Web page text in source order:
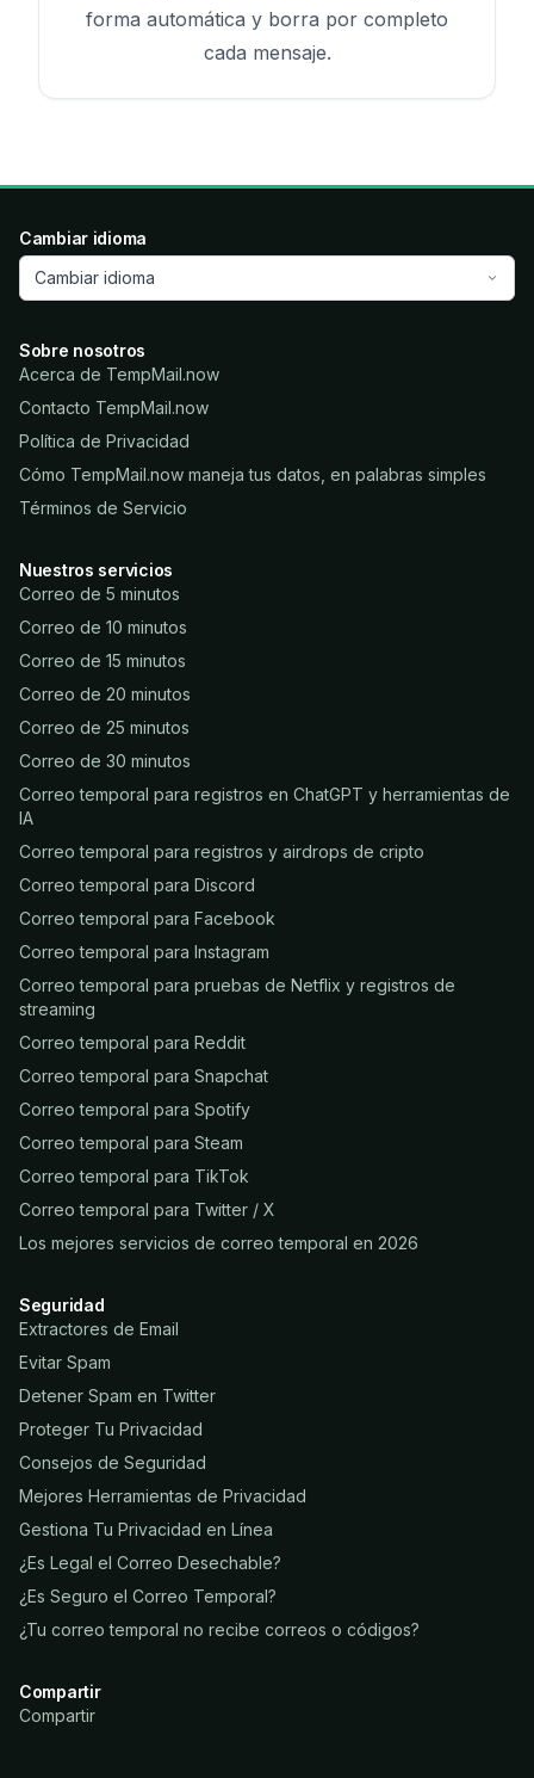
forma automática y borra por completo
cada mensaje.
Cambiar idioma
Cambiar idioma
Sobre nosotros
Acerca de TempMail.now
Contacto TempMail.now
Política de Privacidad
Cómo TempMail.now maneja tus datos, en palabras simples
Términos de Servicio
Nuestros servicios
Correo de 5 minutos
Correo de 10 minutos
Correo de 15 minutos
Correo de 20 minutos
Correo de 25 minutos
Correo de 30 minutos
Correo temporal para registros en ChatGPT y herramientas de
IA
Correo temporal para registros y airdrops de cripto
Correo temporal para Discord
Correo temporal para Facebook
Correo temporal para Instagram
Correo temporal para pruebas de Netflix y registros de
streaming
Correo temporal para Reddit
Correo temporal para Snapchat
Correo temporal para Spotify
Correo temporal para Steam
Correo temporal para TikTok
Correo temporal para Twitter / X
Los mejores servicios de correo temporal en 2026
Seguridad
Extractores de Email
Evitar Spam
Detener Spam en Twitter
Proteger Tu Privacidad
Consejos de Seguridad
Mejores Herramientas de Privacidad
Gestiona Tu Privacidad en Línea
¿Es Legal el Correo Desechable?
¿Es Seguro el Correo Temporal?
¿Tu correo temporal no recibe correos o códigos?
Compartir
Compartir